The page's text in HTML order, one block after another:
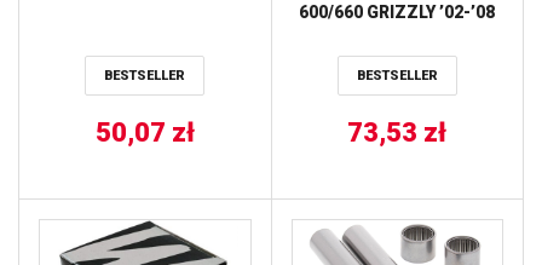
BESTSELLER
50,07 zł
600/660 GRIZZLY ’02-’08
BESTSELLER
73,53 zł